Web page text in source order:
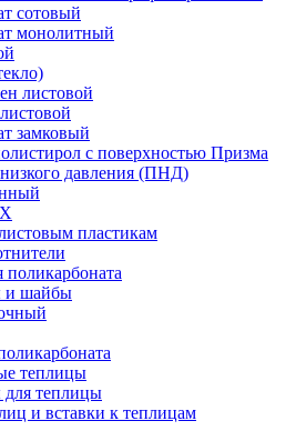
сотовый
монолитный
листовой
замковый
с поверхностью Призма
давления (ПНД)
пластикам
и шайбы
теплицы
теплицы
и вставки к теплицам